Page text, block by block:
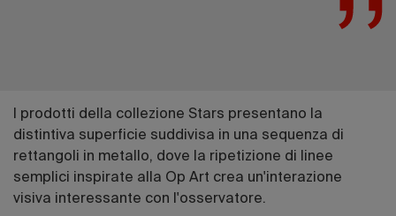
I prodotti della collezione Stars presentano la
distintiva superficie suddivisa in una sequenza di
rettangoli in metallo, dove la ripetizione di linee
semplici inspirate alla Op Art crea un'interazione
visiva interessante con l'osservatore.